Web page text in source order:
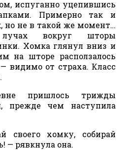
испуганно уцепившись
Примерно так и
но не в такой же момент…
вокруг шторы
Хомка глянул вниз и
на шторе расползалось
видимо от страха. Класс
пришлось трижды
прежде чем наступила
своего хомку, собирай
— рявкнула она.